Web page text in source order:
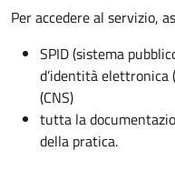
Per accedere al servizio,
SPID (sistema
d’identità elettronica
(CNS)
tutta la
della pratica.